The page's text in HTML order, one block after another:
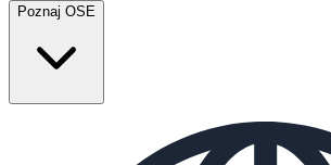
Poznaj OSE